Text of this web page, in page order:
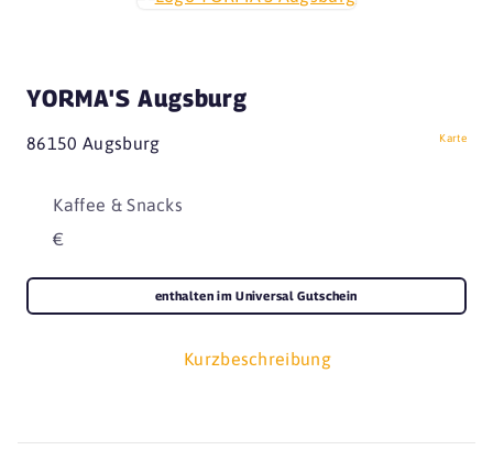
YORMA'S Augsburg
86150 Augsburg Karte
Kaffee & Snacks
€
Kurzbeschreibung
enthalten im Universal Gutschein